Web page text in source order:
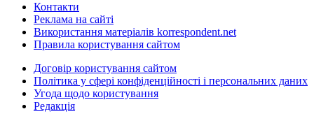
Контакти
Реклама на сайті
Використання матеріалів korrespondent.net
Правила користування сайтом
Договір користування сайтом
Політика у сфері конфіденційності і персональних даних
Угода щодо користування
Редакція